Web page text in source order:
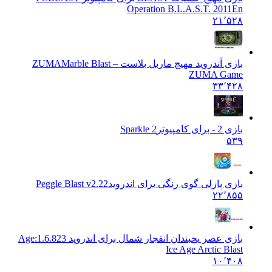
Operation B.L.A.S.T. 2011En
۲۱٬۵۲۸
بازی آندروید مهیج ماربل بلاست – ZUMAMarble Blast
ZUMA Game
۳۳٬۴۲۸
Sparkle 2
بازی پازلی گوی رنگی برای اندروید Peggle Blast v2.22
۲۲٬۸۵۵
بازی عصر یخبندان انفجار شمال برای اندروید Age: 1.6.823
Ice Age Arctic Blast
۱۰٬۴۰۸